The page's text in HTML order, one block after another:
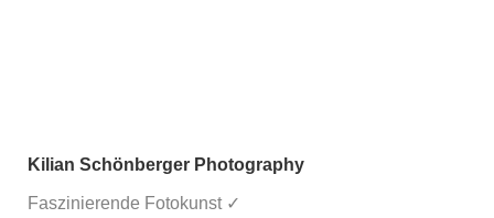
Kilian Schönberger Photography
Faszinierende Fotokunst ✓